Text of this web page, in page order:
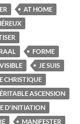
AT HOME
FORME
JE SUIS
CHRISTIQUE
ASCENSION
D'INITIATION
MANIFESTER